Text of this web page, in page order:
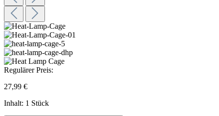
Regulärer Preis:
27,99 €
Inhalt: 1 Stück